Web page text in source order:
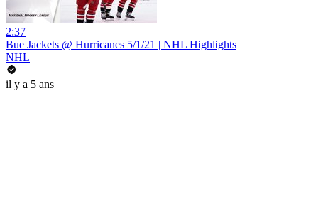
2:37
Bue Jackets @ Hurricanes 5/1/21 | NHL Highlights
NHL
il y a 5 ans